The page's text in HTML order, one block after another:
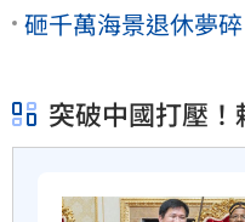
砸千萬海景退休夢
突破中國打壓
尼